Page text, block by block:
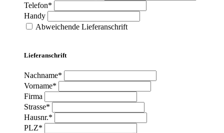
Telefon*
Handy
Abweichende Lieferanschrift
Lieferanschrift
Nachname*
Vorname*
Firma
Strasse*
Hausnr.*
PLZ*